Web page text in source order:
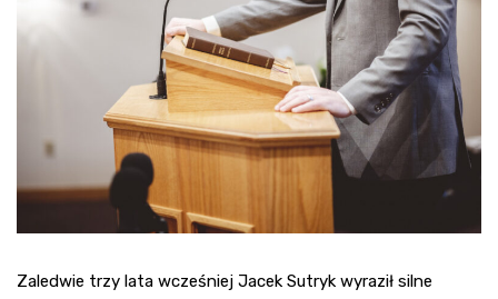
Zaledwie trzy lata wcześniej Jacek Sutryk wyraził silne